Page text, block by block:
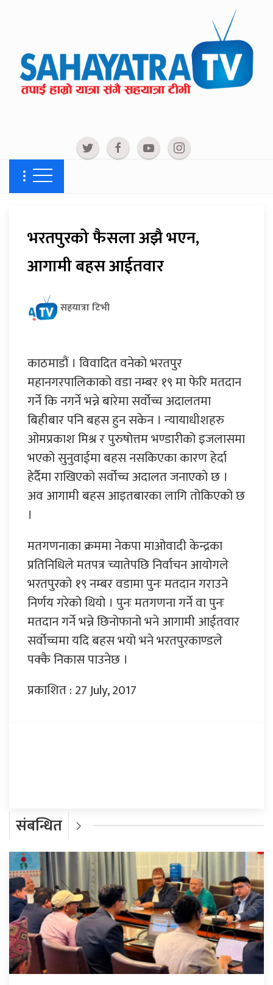
भरतपुरको फैसला अझै भएन,
आगामी बहस आईतवार
सहयात्रा टिभी
काठमाडौं । विवादित वनेको भरतपुर
महानगरपालिकाको वडा नम्बर १९ मा फेरि मतदान
गर्ने कि नगर्ने भन्ने बारेमा सर्वोच्च अदालतमा
बिहीबार पनि बहस हुन सकेन । न्यायाधीशहरु
ओमप्रकाश मिश्र र पुरुषोत्तम भण्डारीको इजलासमा
भएको सुनुवाईमा बहस नसकिएका कारण हेर्दा
हेर्दैमा राखिएको सर्वोच्च अदालत जनाएको छ ।
अव आगामी बहस आइतबारका लागि तोकिएको छ
।
मतगणनाका क्रममा नेकपा माओवादी केन्द्रका
प्रतिनिधिले मतपत्र च्यातेपछि निर्वाचन आयोगले
भरतपुरको १९ नम्बर वडामा पुनः मतदान गराउने
निर्णय गरेको थियो । पुनः मतगणना गर्ने वा पुनः
मतदान गर्ने भन्ने छिनोफानो भने आगामी आईतवार
सर्वोच्चमा यदि बहस भयो भने भरतपुरकाण्डले
पक्कै निकास पाउनेछ ।
प्रकाशित : 27 July, 2017
संबन्धित